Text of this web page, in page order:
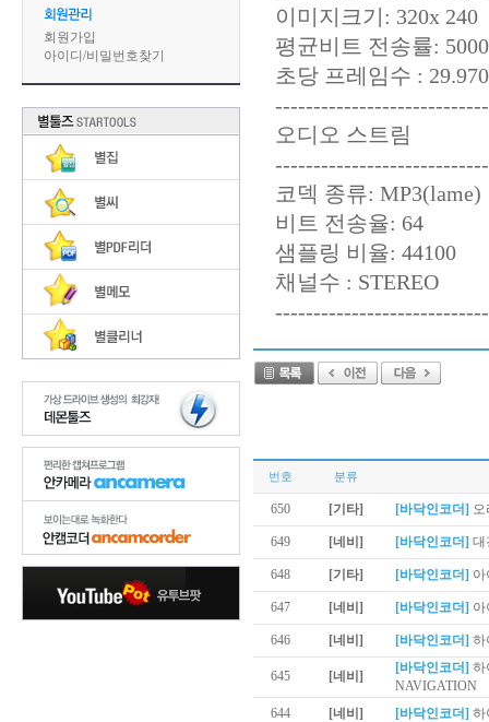
회원가입
아이디 /비밀번호찾기
이미지크기: 320x 240
평균비트 전송률:
초당 프레임수 :
오디오 스트림
코덱 종류: MP3(lame)
비트 전송율: 64
샘플링 비율: 44100
채널수 : STEREO
번호 분류
650 [기타] [바닥인코더] 오
649 [네비] [바닥인코더] 대
648 [기타] [바닥인코더] 아
647 [네비] [바닥인코더] 아
646 [네비] [바닥인코더] 하
645 [네비]
[바닥인코더] 하
NAVIGATION
644
[네비] [바닥인코더] 하